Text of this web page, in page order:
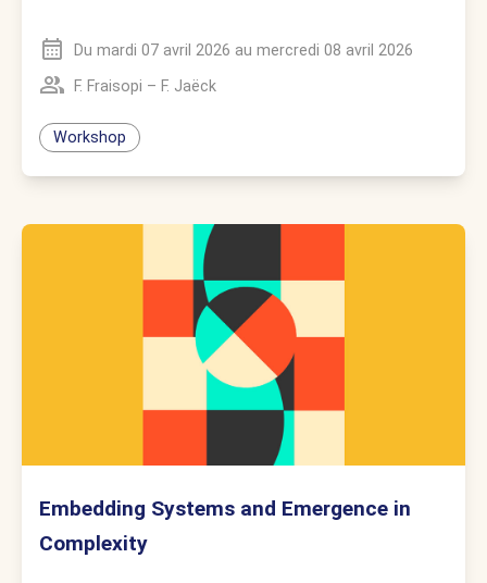
Du mardi 07 avril 2026 au mercredi 08 avril 2026
F. Fraisopi – F. Jaëck
Workshop
Embedding Systems and Emergence in
Complexity